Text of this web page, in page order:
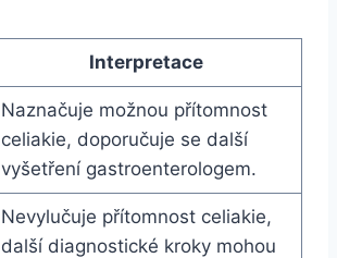
Interpretace
Naznačuje možnou přítomnost
celiakie, doporučuje se další
vyšetření gastroenterologem.
Nevylučuje přítomnost celiakie,
další diagnostické kroky mohou